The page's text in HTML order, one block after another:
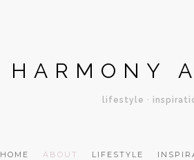
HARMONY
lifestyle ·
HOME ABOUT LIFESTYLE